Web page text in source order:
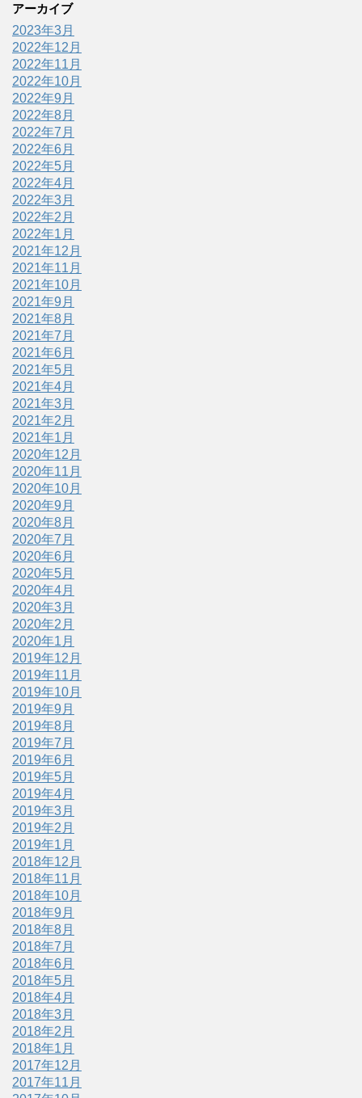
アーカイブ
2023年3月
2022年12月
2022年11月
2022年10月
2022年9月
2022年8月
2022年7月
2022年6月
2022年5月
2022年4月
2022年3月
2022年2月
2022年1月
2021年12月
2021年11月
2021年10月
2021年9月
2021年8月
2021年7月
2021年6月
2021年5月
2021年4月
2021年3月
2021年2月
2021年1月
2020年12月
2020年11月
2020年10月
2020年9月
2020年8月
2020年7月
2020年6月
2020年5月
2020年4月
2020年3月
2020年2月
2020年1月
2019年12月
2019年11月
2019年10月
2019年9月
2019年8月
2019年7月
2019年6月
2019年5月
2019年4月
2019年3月
2019年2月
2019年1月
2018年12月
2018年11月
2018年10月
2018年9月
2018年8月
2018年7月
2018年6月
2018年5月
2018年4月
2018年3月
2018年2月
2018年1月
2017年12月
2017年11月